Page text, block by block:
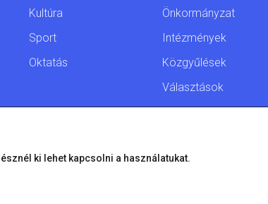
Kultúra
Sport
Oktatás
Önkormányzat
Intézmények
Közgyűlések
Választások
ki lehet kapcsolni a használatukat.